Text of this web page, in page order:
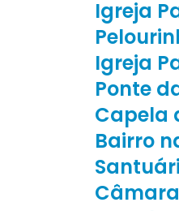
Igreja
Igreja
Ponte
Capela
Bairro